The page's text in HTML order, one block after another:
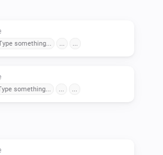
something...
something...